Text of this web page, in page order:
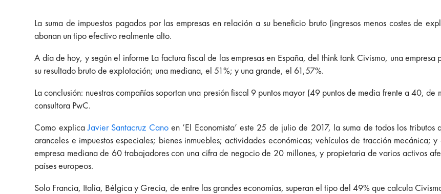
La suma de impuestos pagados por las empresas en relación a su beneficio bruto (ingresos menos costes de
abonan un tipo efectivo realmente alto.
A día de hoy, y según el informe La factura fiscal de las empresas en España, del think tank Civismo, una
su resultado bruto de explotación; una mediana, el 51%; y una grande, el 61,57%.
La conclusión: nuestras compañías soportan una presión fiscal 9 puntos mayor (49 puntos de media frente a 40,
consultora PwC.
Como explicaJavier Santacruz Canoen ‘El Economista’ este 25 de julio de 2017, la suma de todos los
aranceles e impuestos especiales; bienes inmuebles; actividades económicas; vehículos de tracción mecánica;
empresa mediana de 60 trabajadores con una cifra de negocio de 20 millones, y propietaria de varios activos
países europeos.
Solo Francia, Italia, Bélgica y Grecia, de entre las grandes economías, superan el tipo del 49% que calcula